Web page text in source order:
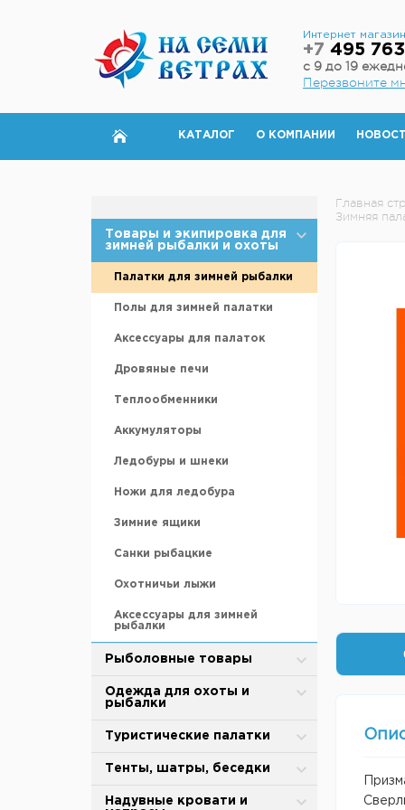
Интернет магазин
+7 495
с 9 до 19
Перезвоните
КАТАЛОГ О КОМПАНИИ
Товары и экипировка для
зимней рыбалки и охоты
Палатки для зимней рыбалки
Полы для зимней палатки
Аксессуары для палаток
Дровяные печи
Теплообменники
Аккумуляторы
Ледобуры и шнеки
Ножи для ледобура
Зимние ящики
Санки рыбацкие
Охотничьи лыжи
Аксессуары для зимней
рыбалки
Рыболовные товары
Блесны
карабины
Одежда для охоты и
рыбалки
Зимняя одежда
Защита от дождя и ветра
Термобелье
Туристические палатки
Alpika
BTrace
Тенты, шатры, беседки
Туристические тенты-шатры
Надувные кровати и
Главная
Зимняя